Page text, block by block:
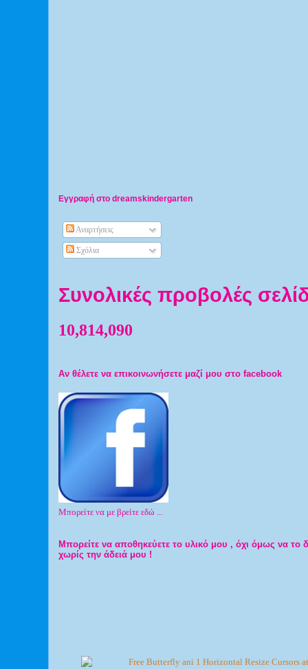
Εγγραφή στο dreamskindergarten
Αναρτήσεις
Σχόλια
Συνολικές προβολές
10,814,090
Αν θέλετε να επικοινωνήσετε μαζί μου στο facebook
Μπορείτε να με βρείτε εδώ ...
Μπορείτε να αποθηκεύετε το υλικό μου , όχι όμως να το
χωρίς την άδειά μου !